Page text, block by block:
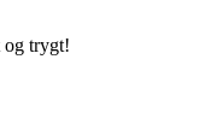
og trygt!